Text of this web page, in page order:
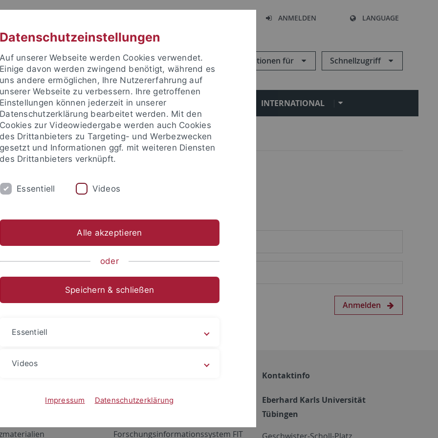
ANMELDEN LANGUAGE
Informationen für Schnellzugriff
FORSCHUNG EINRICHTUNGEN INTERNATIONAL
um sich anzumelden:
Anmelden
Netzwerk
ALMA
Forschungsinformationssystem FIT
Kontaktinfo
Eberhard Karls Universität
Tübingen
Datenschutzeinstellungen
Auf unserer Webseite werden Cookies verwendet.
Einige davon werden zwingend benötigt, während es
uns andere ermöglichen, Ihre Nutzererfahrung auf
unserer Webseite zu verbessern. Ihre getroffenen
Einstellungen können jederzeit in unserer
Datenschutzerklärung bearbeitet werden. Mit den
Cookies zur Videowiedergabe werden auch Cookies
des Drittanbieters zu Targeting- und Werbezwecken
gesetzt und Informationen ggf. mit weiteren Diensten
des Drittanbieters verknüpft.
Essentiell Videos
Alle akzeptieren
oder
Speichern & schließen
Essentiell
Videos
Impressum Datenschutzerklärung